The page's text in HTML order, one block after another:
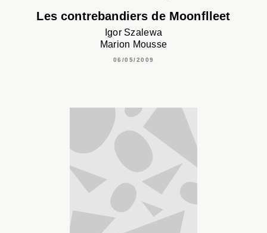
Les contrebandiers de Moonflleet
Igor Szalewa
Marion Mousse
06/05/2009